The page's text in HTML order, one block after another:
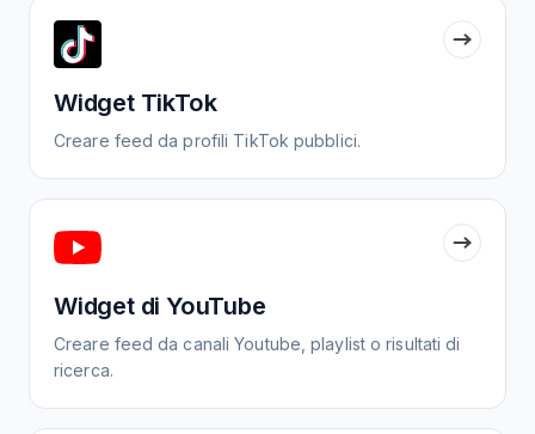
Widget TikTok
Creare feed da profili TikTok pubblici.
Widget di YouTube
Creare feed da canali Youtube, playlist o risultati di
ricerca.